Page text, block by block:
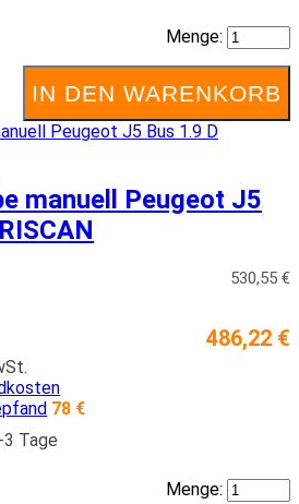
Menge:
IN DEN WARENKORB
manuell Peugeot J5
530,55 €
486,22 €
78 €
Tage
Menge: